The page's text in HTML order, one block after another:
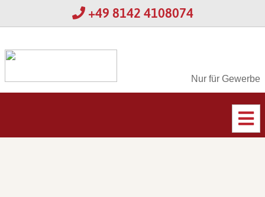
+49 8142 4108074
Nur für Gewerbe